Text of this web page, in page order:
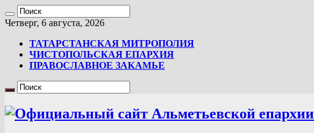
Четверг, 6 августа, 2026
ТАТАРСТАНСКАЯ МИТРОПОЛИЯ
ЧИСТОПОЛЬСКАЯ ЕПАРХИЯ
ПРАВОСЛАВНОЕ ЗАКАМЬЕ